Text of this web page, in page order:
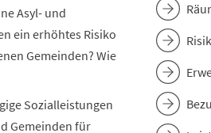
Asyl- und
ein erhöhtes Risiko
Gemeinden? Wie
Sozialleistungen
Gemeinden für